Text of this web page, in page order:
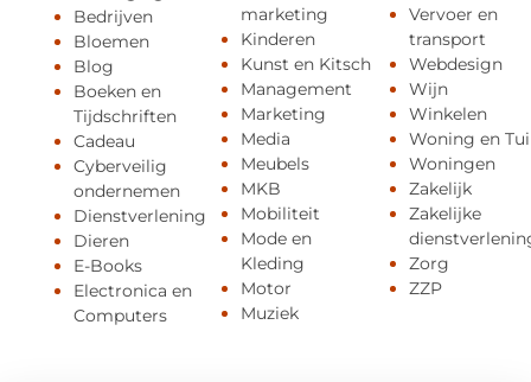
Bedrijven
Bloemen
Blog
Boeken en
Tijdschriften
Cadeau
Cyberveilig
ondernemen
Dienstverlening
Dieren
E-Books
Electronica en
Computers
marketing
Kinderen
Kunst en Kitsch
Management
Marketing
Media
Meubels
MKB
Mobiliteit
Mode en
Kleding
Motor
Muziek
Vervoer en
transport
Webdesign
Wijn
Winkelen
Woning en
Woningen
Zakelijk
Zakelijke
Zorg
ZZP